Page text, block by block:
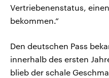
Vertriebenenstatus,
bekommen.“
Den deutschen Pass
innerhalb des ersten
blieb der schale